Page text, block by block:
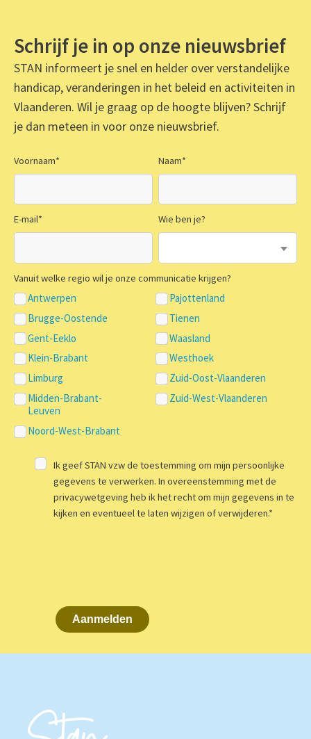
Schrijf je in op onze nieuwsbrief
STAN informeert je snel en helder over verstandelijke
handicap, veranderingen in het beleid en activiteiten in
Vlaanderen. Wil je graag op de hoogte blijven? Schrijf
je dan meteen in voor onze nieuwsbrief.
Voornaam* Naam*
E-mail* Wie ben je?
Vanuit welke regio wil je onze communicatie krijgen?
Antwerpen
Pajottenland
Brugge-Oostende
Tienen
Gent-Eeklo
Waasland
Klein-Brabant
Westhoek
Limburg
Zuid-Oost-Vlaanderen
Midden-Brabant-
Leuven
Zuid-West-Vlaanderen
Noord-West-Brabant
Ik geef STAN vzw de toestemming om mijn persoonlijke
gegevens te verwerken. In overeenstemming met de
privacywetgeving heb ik het recht om mijn gegevens in te
kijken en eventueel te laten wijzigen of verwijderen.*
Aanmelden